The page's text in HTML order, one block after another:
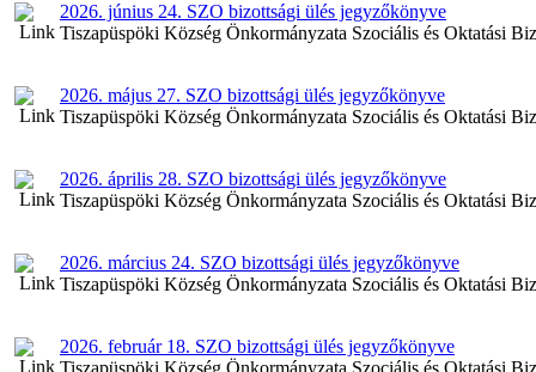
2026. június 24. SZO bizottsági ülés jegyzőkönyve
Tiszapüspöki Község Önkormányzata Szociális és Oktatási
2026. május 27. SZO bizottsági ülés jegyzőkönyve
Tiszapüspöki Község Önkormányzata Szociális és Oktatási
2026. április 28. SZO bizottsági ülés jegyzőkönyve
Tiszapüspöki Község Önkormányzata Szociális és Oktatási
2026. március 24. SZO bizottsági ülés jegyzőkönyve
Tiszapüspöki Község Önkormányzata Szociális és Oktatási
2026. február 18. SZO bizottsági ülés jegyzőkönyve
Tiszapüspöki Község Önkormányzata Szociális és Oktatási